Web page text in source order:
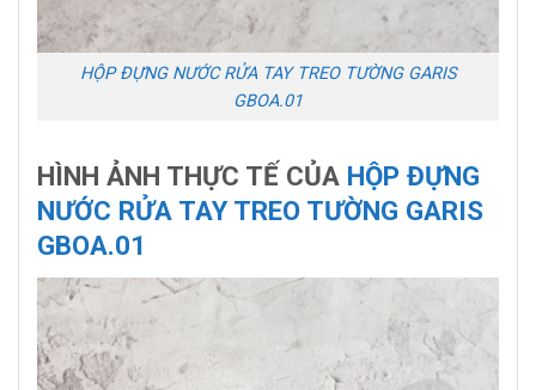
HỘP ĐỰNG NƯỚC RỬA TAY TREO TƯỜNG GARIS
GBOA.01
HÌNH ẢNH THỰC TẾ CỦA HỘP ĐỰNG
NƯỚC RỬA TAY TREO TƯỜNG GARIS
GBOA.01